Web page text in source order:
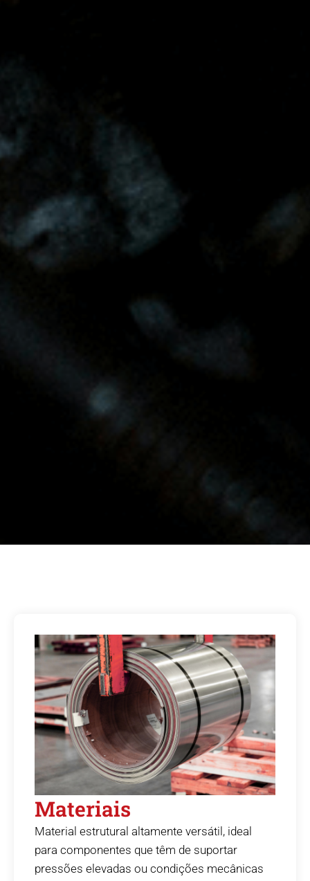
Materiais
Material estrutural altamente versátil, ideal
para componentes que têm de suportar
pressões elevadas ou condições mecânicas